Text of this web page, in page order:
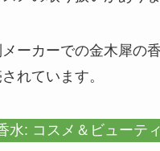
ーカーでの金木犀の
れています。
水: コスメ＆ビューティ